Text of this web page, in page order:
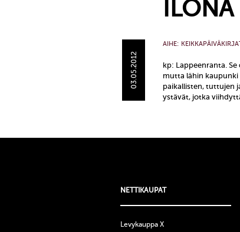
ILONA
03.05.2012
AIHE:
kp: Lappeenranta.
mutta lähin kaupunki
paikallisten, tuttujen
ystävät, jotka
NETTIKAUPAT
Levykauppa X